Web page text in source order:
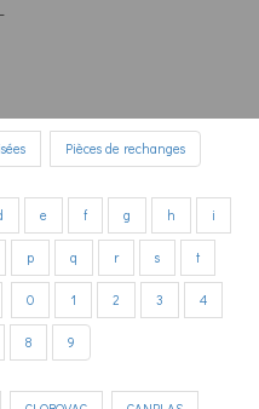
Pièces de rechanges
e f g h i
p q r s t
0 1 2 3 4
8 9